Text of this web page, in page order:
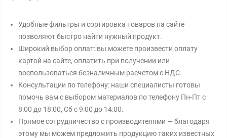
Удобные фильтры и сортировка товаров на сайте
позволяют быстро найти нужный продукт.
Широкий выбор оплат: вы можете произвести оплату
картой на сайте, оплатить при получении или
воспользоваться безналичным расчетом с НДС.
Консультации по телефону: наши специалисты готовы
помочь вам с выбором материалов по телефону Пн-Пт с
8:00 до 18:00, Сб с 9:00 до 14:00.
Прямое сотрудничество с производителями — благодаря
этому мы можем предложить продукцию таких известных